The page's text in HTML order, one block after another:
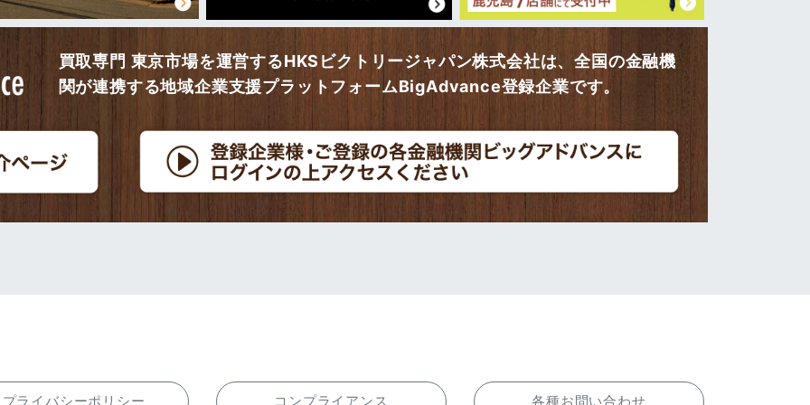
買取専門 東京市場を運営するHKSビクトリージャパン株式会社は、全国の金融機
関が連携する地域企業支援プラットフォームBigAdvance登録企業です。
プライバシーポリシー コンプライアンス 各種お問い合わせ